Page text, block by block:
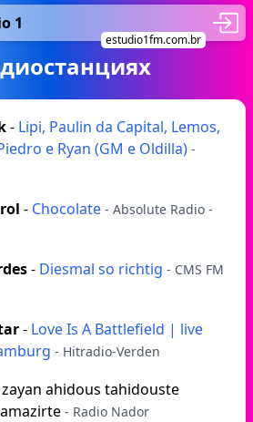
1
estudio1fm.com.br
- Lipi, Paulin da Capital, Lemos,
e Ryan (GM e Oldilla) -
- Chocolate - Absolute Radio -
- Diesmal so richtig - CMS FM
- Love Is A Battlefield | live
- Hitradio-Verden
ahidous tahidouste
- Radio Nador